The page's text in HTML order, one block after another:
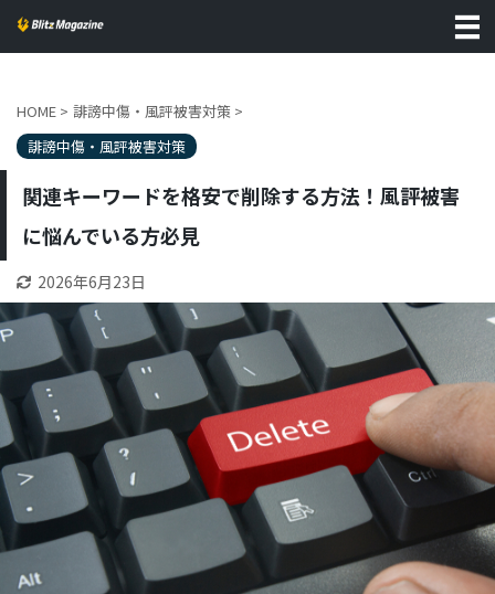
HOME > 誹謗中傷・風評被害対策 >
誹謗中傷・風評被害対策
関連キーワードを格安で削除する方法！風評被害
に悩んでいる方必見
2026年6月23日